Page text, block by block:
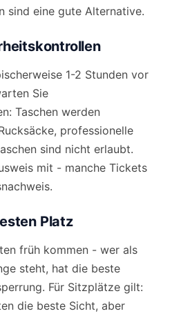
sind eine gute Alternative.
1-2 Stunden vor
Sie
Taschen werden
professionelle
sind nicht erlaubt.
mit - manche Tickets
Platz
früh kommen - wer als
steht, hat die beste
Für Sitzplätze gilt:
die beste Sicht, aber